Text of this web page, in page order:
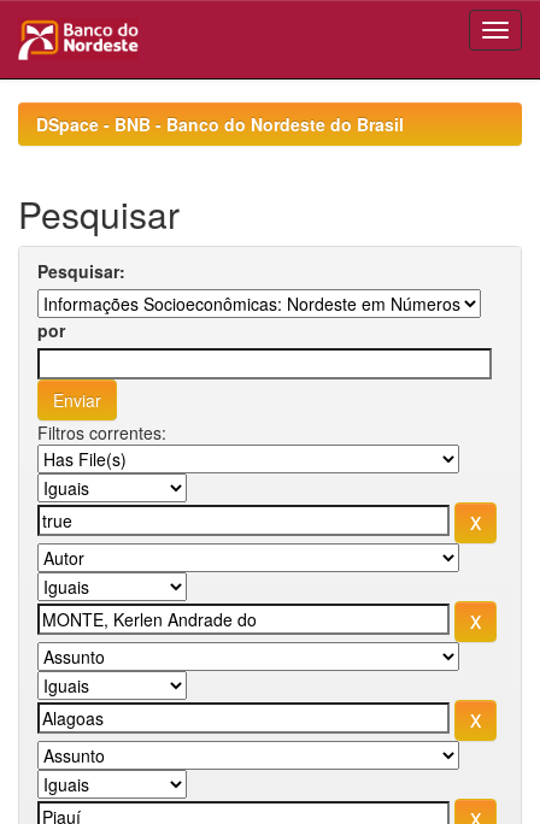
navigationDSpace - BNB - Banco do Nordeste do Brasil
Pesquisar
Pesquisar:
por
Filtros correntes: